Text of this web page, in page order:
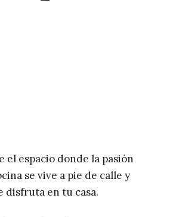
el espacio donde la pasión
se vive a pie de calle y
disfruta en tu casa.